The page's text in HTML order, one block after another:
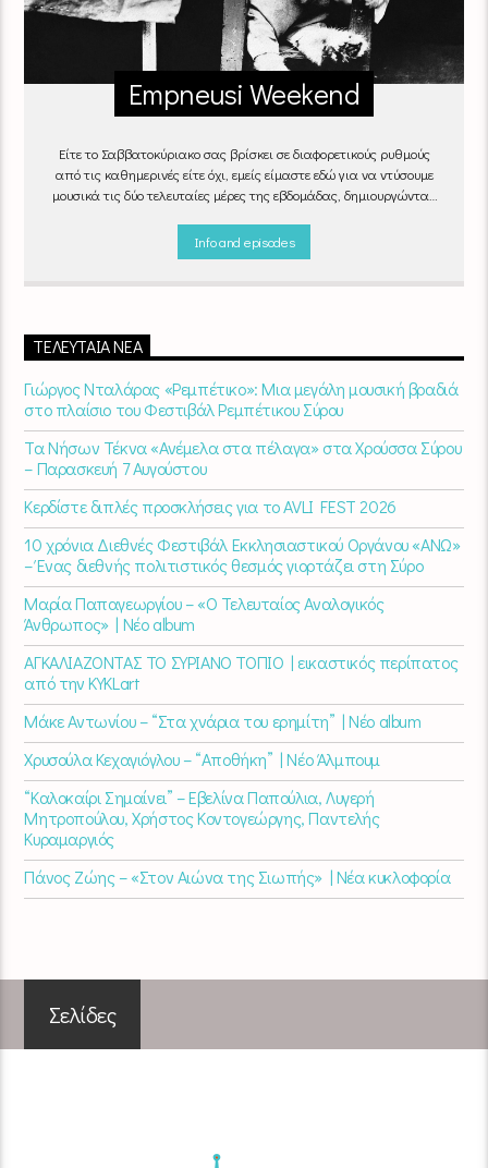
Empneusi Weekend
Είτε το Σαββατοκύριακο σας βρίσκει σε διαφορετικούς ρυθμούς
από τις καθημερινές είτε όχι, εμείς είμαστε εδώ για να ντύσουμε
μουσικά τις δύο τελευταίες μέρες της εβδομάδας, δημιουργώντας
Info and episodes
ΤΕΛΕΥΤΑΊΑ ΝΈΑ
Γιώργος Νταλάρας «Ρεμπέτικο»: Μια μεγάλη μουσική βραδιά
στο πλαίσιο του Φεστιβάλ Ρεμπέτικου Σύρου
Τα Νήσων Τέκνα «Ανέμελα στα πέλαγα» στα Χρούσσα Σύρου
– Παρασκευή 7 Αυγούστου
Κερδίστε διπλές προσκλήσεις για το AVLI FEST 2026
10 χρόνια Διεθνές Φεστιβάλ Εκκλησιαστικού Οργάνου «ΑΝΩ»
– Ένας διεθνής πολιτιστικός θεσμός γιορτάζει στη Σύρο​
Μαρία Παπαγεωργίου – «Ο Τελευταίος Αναλογικός
Άνθρωπος» | Νέο album
ΑΓΚΑΛΙΑΖΟΝΤΑΣ ΤΟ ΣΥΡΙΑΝΟ ΤΟΠΙΟ | εικαστικός περίπατος
από την KYKLart
Μάκε Αντωνίου – “Στα χνάρια του ερημίτη” | Νέο album
Χρυσούλα Κεχαγιόγλου – “Αποθήκη” | Νέο Άλμπουμ
“Καλοκαίρι Σημαίνει” – Εβελίνα Παπούλια, Λυγερή
Μητροπούλου, Χρήστος Κοντογεώργης, Παντελής
Κυραμαργιός
Πάνος Ζώης – «Στον Αιώνα της Σιωπής» | Νέα κυκλοφορία
Σελίδες